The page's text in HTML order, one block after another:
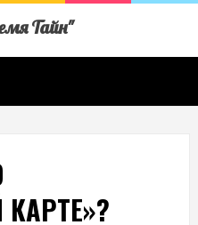
Тайн"